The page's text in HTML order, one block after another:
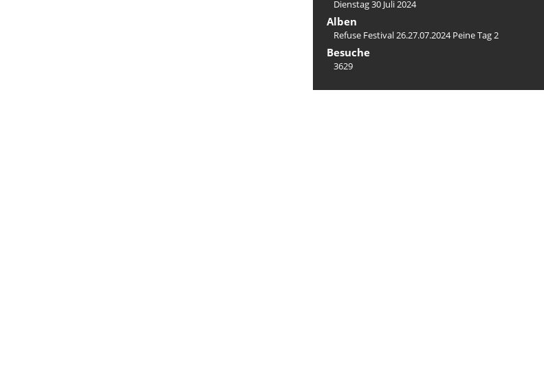
Dienstag 30 Juli 2024
Alben
Refuse Festival 26.27.07.2024 Peine Tag 2
Besuche
3629